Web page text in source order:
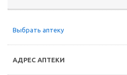
Выбрать аптеку